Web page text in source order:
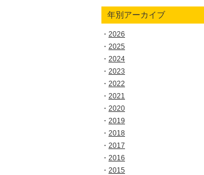
年別アーカイブ
2026
2025
2024
2023
2022
2021
2020
2019
2018
2017
2016
2015